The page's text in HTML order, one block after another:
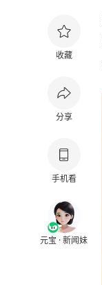
收藏
分享
手机看
元宝 · 新闻妹